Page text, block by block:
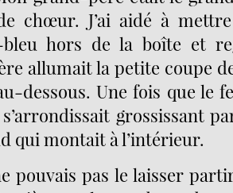
chœur. J’ai aidé à
hors de la boîte et
allumait la petite coupe
dessous. Une fois que le
grossissant
qui montait à l’intérieur.
pouvais pas le laisser